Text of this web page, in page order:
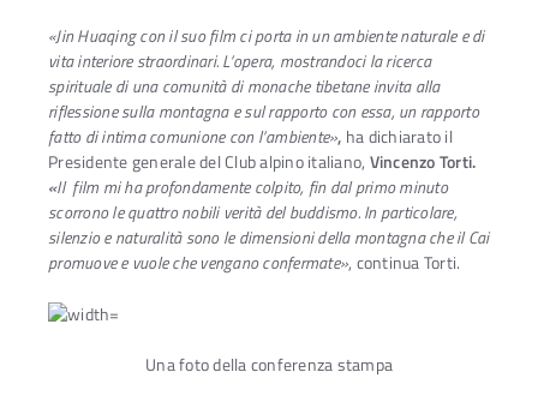
«Jin Huaqing con il suo film ci porta in un ambiente naturale e di
vita interiore straordinari. L’opera, mostrandoci la ricerca
spirituale di una comunità di monache tibetane invita alla
riflessione sulla montagna e sul rapporto con essa, un rapporto
fatto di intima comunione con l’ambiente», ha dichiarato il
Presidente generale del Club alpino italiano, Vincenzo Torti.
«Il film mi ha profondamente colpito, findal primo minuto
scorrono le quattro nobili verità del buddismo. In particolare,
silenzio e naturalità sono le dimensioni della montagna che il Cai
promuove e vuole che vengano confermate», continua Torti.
Una foto della conferenza stampa